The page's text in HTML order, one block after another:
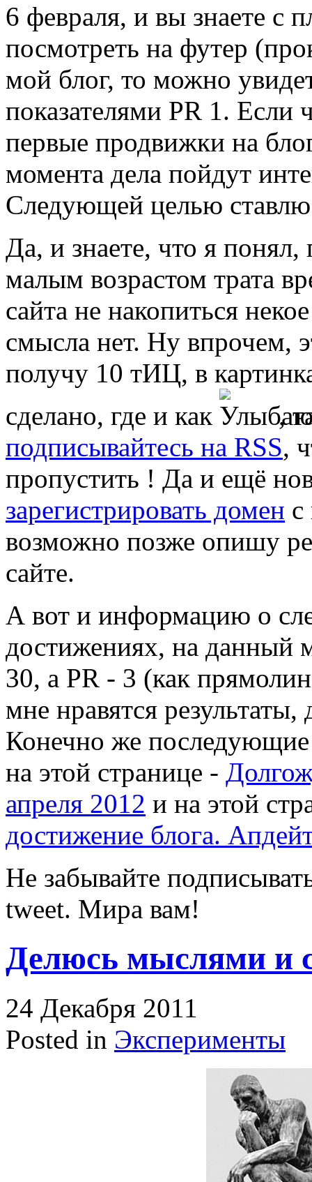
6 февраля, и вы знаете с
посмотреть на футер
мой блог, то можно
показателями PR 1. Если
первые продвижки на
момента дела пойдут
Следующей целью
Да, и знаете, что я понял,
малым возрастом трата
сайта не накопиться
смысла нет. Ну впрочем,
получу 10 тИЦ, в
сделано, где и как
,
подписывайтесь на RSS,
пропустить ! Да и ещё
зарегистрировать домен
возможно позже опишу
сайте.
А вот и информацию о
достижениях, на данный
30, а PR - 3 (как
мне нравятся
Конечно же последующие
на этой странице -
апреля 2012 и на этой
достижение блога.
Не забывайте
tweet. Мира вам!
Делюсь мыслями и
24 Декабря 2011
Posted in Эксперименты